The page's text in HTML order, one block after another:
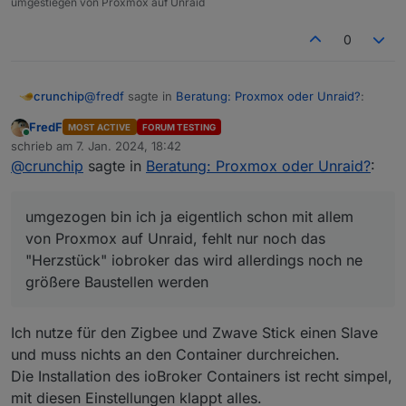
0
crunchip@fredf sagte in Beratung: Proxmox oder Unraid?:
Naja, man kann ja die Platten zuordnen.
allerdings bin ich bei mir am suchen warum jede
Stunde die Platten wieder starten, spindown 15min,
manchmal bleiben sie auch mehrere Stunden down
@fredfsagte in Beratung: Proxmox oder Unraid?
Und Backup gibt es natürlich auch
backups mache, aktuell hab ich das backup user
script laufen,
backup/restore appdata, sowie easy backup hab ich
zwar mal benutzt aber irgendwie noch nicht
@fredf sagte in Beratung: Proxmox oder Unraid?
Online
FredF MOST ACTIVE FORUM TESTING
schrieb am 7. Jan. 2024, 18:42
zuletzt editiert von
@crunchip sagte in Beratung: Proxmox oder Unraid?:
umgezogen bin ich ja eigentlich schon mit allem
von Proxmox auf Unraid, fehlt nur noch das
"Herzstück" iobroker das wird allerdings noch ne
größere Baustellen werden
Ich nutze für den Zigbee und Zwave Stick einen Slave
und muss nichts an den Container durchreichen.
Die Installation des ioBroker Containers ist recht simpel,
mit diesen Einstellungen klappt alles.